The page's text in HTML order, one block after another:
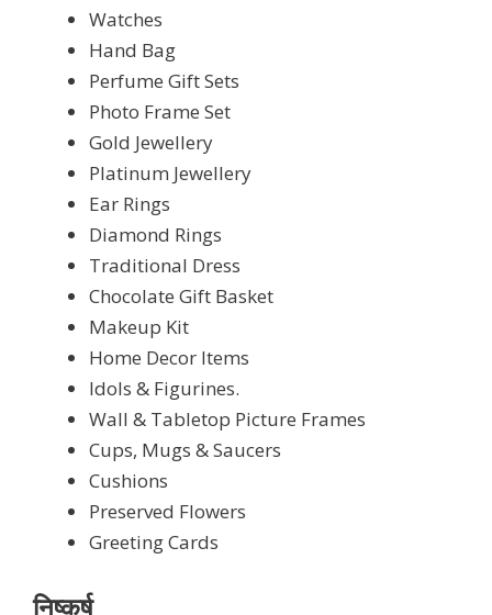
Watches
Hand Bag
Perfume Gift Sets
Photo Frame Set
Gold Jewellery
Platinum Jewellery
Ear Rings
Diamond Rings
Traditional Dress
Chocolate Gift Basket
Makeup Kit
Home Decor Items
Idols & Figurines.
Wall & Tabletop Picture Frames
Cups, Mugs & Saucers
Cushions
Preserved Flowers
Greeting Cards
निष्कर्ष